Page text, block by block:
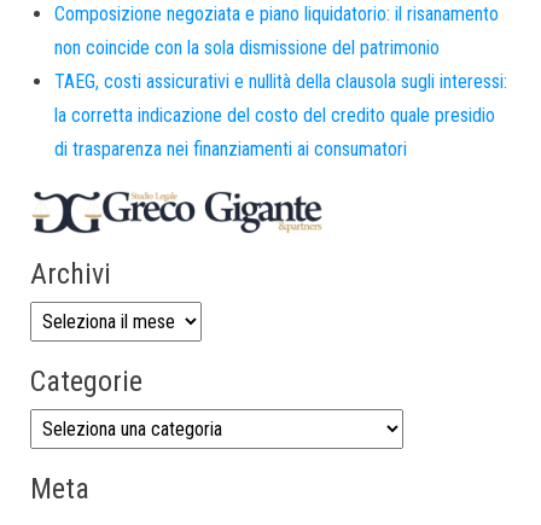
Composizione negoziata e piano liquidatorio: il risanamento
non coincide con la sola dismissione del patrimonio
TAEG, costi assicurativi e nullità della clausola sugli interessi:
la corretta indicazione del costo del credito quale presidio
di trasparenza nei finanziamenti ai consumatori
Archivi
Categorie
Meta